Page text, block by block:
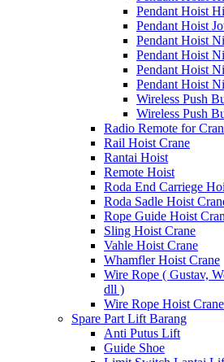
Pendant Hoist
Pendant Hoist
Pendant Hoist
Pendant Hoist
Pendant Hoist
Pendant Hoist
Wireless Push
Wireless Push
Radio Remote for
Rail Hoist Crane
Rantai Hoist
Remote Hoist
Roda End Carriege
Roda Sadle Hoist
Rope Guide Hoist
Sling Hoist Crane
Vahle Hoist Crane
Whamfler Hoist Crane
Wire Rope ( Gustav,
dll )
Wire Rope Hoist Crane
Spare Part Lift Barang
Anti Putus Lift
Guide Shoe